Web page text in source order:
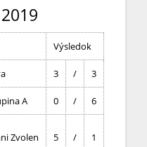
Výsledok
3 / 3
A 0 / 6
Zvolen 5 / 1